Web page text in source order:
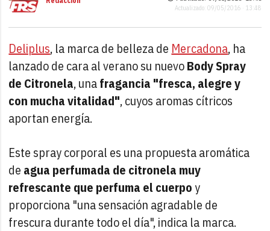
Actualizado: 09/05/2016 · 13:48
Deliplus, la marca de belleza de Mercadona, ha
lanzado de cara al verano su nuevoBody Spray
de Citronela, unafragancia "fresca, alegre y
con mucha vitalidad", cuyos aromas cítricos
aportan energía.
Este spray corporal es una propuesta aromática
de agua perfumada de citronela muy
refrescante que perfuma el cuerpoy
proporciona "una sensación agradable de
frescura durante todo el día", indica la marca.